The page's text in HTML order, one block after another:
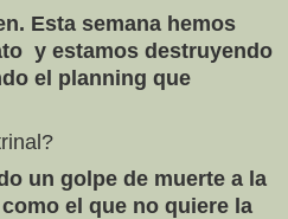
Esta semana hemos
y estamos destruyendo
el planning que
un golpe de muerte a la
el que no quiere la